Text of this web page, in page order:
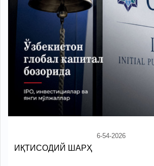
6-54-2026
ИҚТИСОДИЙ ШАРҲ